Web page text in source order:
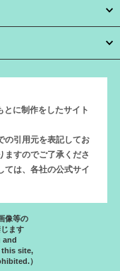
に制作をしたサイト
の引用元を表記してお
ますのでご了承くださ
ては、各社の公式サイ
像等の
ます
and
site,
）